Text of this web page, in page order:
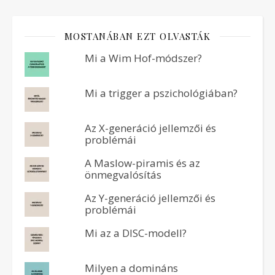
MOSTANÁBAN EZT OLVASTÁK
Mi a Wim Hof-módszer?
Mi a trigger a pszichológiában?
Az X-generáció jellemzői és
problémái
A Maslow-piramis és az
önmegvalósítás
Az Y-generáció jellemzői és
problémái
Mi az a DISC-modell?
Milyen a domináns